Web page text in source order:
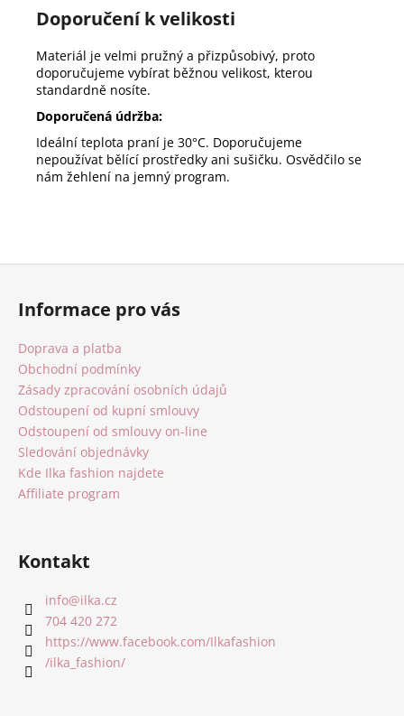
Doporučení k velikosti
Materiál je velmi pružný a přizpůsobivý, proto
doporučujeme vybírat běžnou velikost, kterou
standardně nosíte.
Doporučená údržba:
Ideální teplota praní je 30°C. Doporučujeme
nepoužívat bělící prostředky ani sušičku. Osvědčilo se
nám žehlení na jemný program.
Z
Informace pro vás
Doprava a platba
Obchodní podmínky
Zásady zpracování osobních údajů
Odstoupení od kupní smlouvy
Odstoupení od smlouvy on-line
Sledování objednávky
Kde Ilka fashion najdete
Affiliate program
Kontakt
info@ilka.cz
704 420 272
https://www.facebook.com/Ilkafashion
/ilka_fashion/